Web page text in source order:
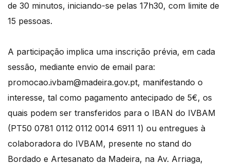
de 30 minutos, iniciando-se pelas 17h30, com limite de
15 pessoas.
A participação implica uma inscrição prévia, em cada
sessão, mediante envio de email para:
promocao.ivbam@madeira.gov.pt, manifestando o
interesse, tal como pagamento antecipado de 5€, os
quais podem ser transferidos para o IBAN do IVBAM
(PT50 0781 0112 0112 0014 6911 1) ou entregues à
colaboradora do IVBAM, presente no stand do
Bordado e Artesanato da Madeira, na Av. Arriaga,